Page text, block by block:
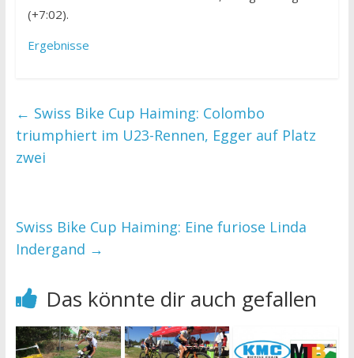
(+7:02).
Ergebnisse
← Swiss Bike Cup Haiming: Colombo
triumphiert im U23-Rennen, Egger auf Platz
zwei
Swiss Bike Cup Haiming: Eine furiose Linda
Indergand →
Das könnte dir auch gefallen